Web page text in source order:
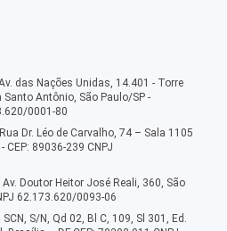
das Nações Unidas, 14.401 - Torre
Santo Antônio, São Paulo/SP -
0001-80
Dr. Léo de Carvalho, 74 – Sala 1105
89036-239 CNPJ
Doutor Heitor José Reali, 360, São
62.173.620/0093-06
S/N, Qd 02, Bl C, 109, Sl 301, Ed.